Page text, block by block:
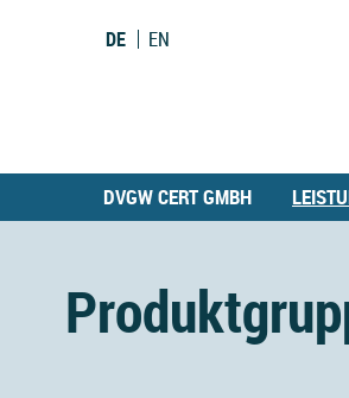
DE EN
DVGW CERT GMBH